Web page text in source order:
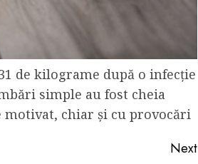
de kilograme după o infecție
simple au fost cheia
chiar și cu provocări
Next